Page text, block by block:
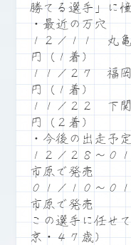
勝てる選手」に
・最近の万穴
１２／１１ 丸
円（１着）
１１／２７ 福
円（１着）
１１／２２ 下
円（２着）
・今後の出走予定
１２／２８～
市原で発売
０１／１０～
市原で発売
この選手に任せ
京・４７歳）